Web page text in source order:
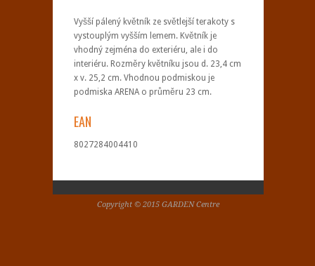
Vyšší pálený květník ze světlejší terakoty s
vystouplým vyšším lemem. Květník je
vhodný zejména do exteriéru, ale i do
interiéru. Rozměry květníku jsou d. 23,4 cm
x v. 25,2 cm. Vhodnou podmiskou je
podmiska ARENA o průměru 23 cm.
EAN
8027284004410
Copyright © 2015 GARDEN Centre